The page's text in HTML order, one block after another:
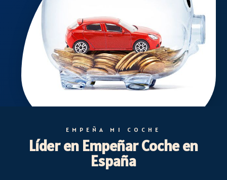
EMPEÑA MI COCHE
Líder en Empeñar Coche en
España